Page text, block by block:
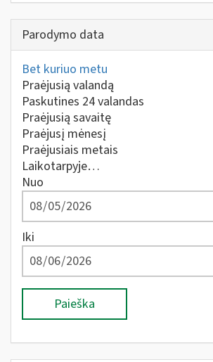
Parodymo data
Bet kuriuo metu
Praėjusią valandą
Paskutines 24 valandas
Praėjusią savaitę
Praėjusį mėnesį
Praėjusiais metais
Laikotarpyje…
Nuo
Iki
Paieška